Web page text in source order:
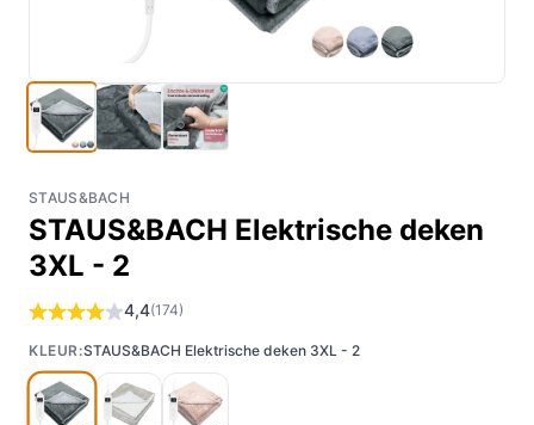
STAUS&BACH
STAUS&BACH Elektrische deken
3XL - 2
4,4(174)
KLEUR:STAUS&BACH Elektrische deken 3XL - 2